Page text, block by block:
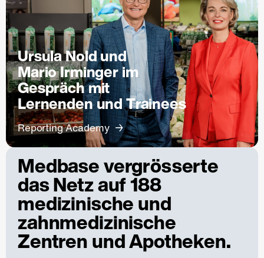
Ursula Nold und
Mario Irminger im
Gespräch mit
Lernenden und Trainees
Reporting Academy
Medbase vergrösserte
das Netz auf 188
medizinische und
zahnmedizinische
Zentren und Apotheken.